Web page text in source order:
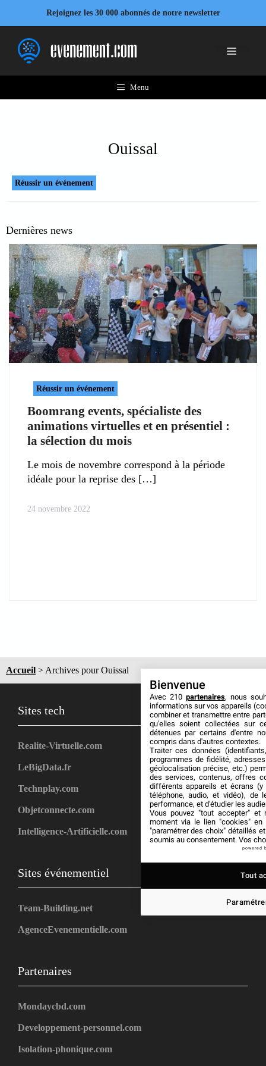
contenu
Rejoignez les 30 000 abonnés de notre newsletter
Menu
Menu
Ouissal
Réussir un événement
Dernières news
Réussir un événement
Boomrang events, spécialiste des
animations virtuelles et en présentiel :
la sélection du mois
Le mois de novembre correspond à la période
idéale pour la reprise des
24 novembre 2022
Accueil > Archives pour Ouissal
Sites tech
Realite-Virtuelle.com
LeBigData.fr
Technplay.com
Objetconnecte.com
Intelligence-Artificielle.com
Sites événementiel
Team-Building.net
AgenceEvenementielle.com
Partenaires
Mondaycbd.com
Developpement-personnel.com
Isolation-phonique.com
Bienvenue
Avec 210 partenaires, nous
informations sur vos appareils
combiner et transmettre entre
qu'elles soient collectées sur
détenues par certains d'entre
compris dans d'autres contextes.
Traiter ces données
programmes de fidélité,
géolocalisation précise, etc.)
des services, contenus, offres
différents appareils et écrans (y
téléphone, audio, et vidéo), de
performance, et d'étudier les
Vous pouvez "tout accepter" et
moment via le lien "cookies" en
"paramétrer des choix" détaillés
soumis au consentement. Vos
powered
Tout